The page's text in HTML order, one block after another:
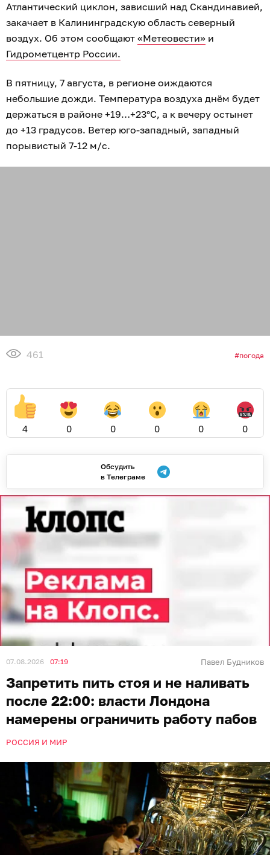
Атлантический циклон, зависший над Скандинавией,
закачает в Калининградскую область северный
воздух. Об этом сообщают «Метеовести» и
Гидрометцентр России.
В пятницу, 7 августа, в регионе оиждаются
небольшие дожди. Температура воздуха днём будет
держаться в районе +19…+23°C, а к вечеру остынет
до +13 градусов. Ветер юго-западный, западный
порывистый 7-12 м/с.
461 погода
4 0 0 0 0 0
Обсудить
в Телеграме
07.08.2026 07:19 Павел Будников
Запретить пить стоя и не наливать
после 22:00: власти Лондона
намерены ограничить работу пабов
РОССИЯ И МИР